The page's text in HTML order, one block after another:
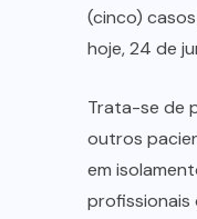
(cinco)
hoje, 24 de
Trata-se de
outros
em
profissionais